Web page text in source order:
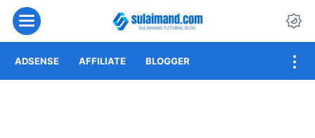
Menu
ADSENSE AFFILIATE BLOGGER